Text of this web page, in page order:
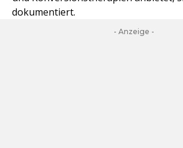
dokumentiert.
- Anzeige -